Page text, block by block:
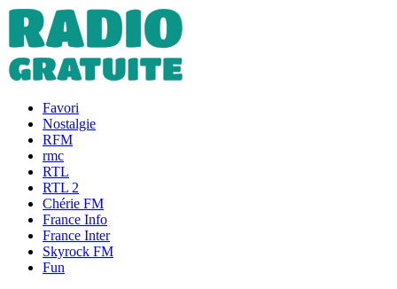
Favori
Nostalgie
RFM
rmc
RTL
RTL 2
Chérie FM
France Info
France Inter
Skyrock FM
Fun